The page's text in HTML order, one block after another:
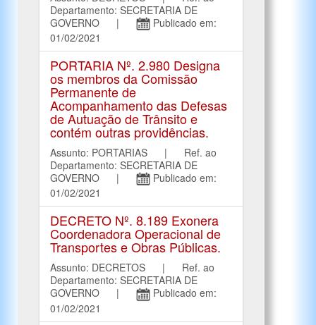
Departamento: SECRETARIA DE
GOVERNO |
Publicado em:
01/02/2021
PORTARIA Nº. 2.980 Designa
os membros da Comissão
Permanente de
Acompanhamento das Defesas
de Autuação de Trânsito e
contém outras providências.
Assunto: PORTARIAS | Ref. ao
Departamento: SECRETARIA DE
GOVERNO |
Publicado em:
01/02/2021
DECRETO Nº. 8.189 Exonera
Coordenadora Operacional de
Transportes e Obras Públicas.
Assunto: DECRETOS | Ref. ao
Departamento: SECRETARIA DE
GOVERNO |
Publicado em:
01/02/2021